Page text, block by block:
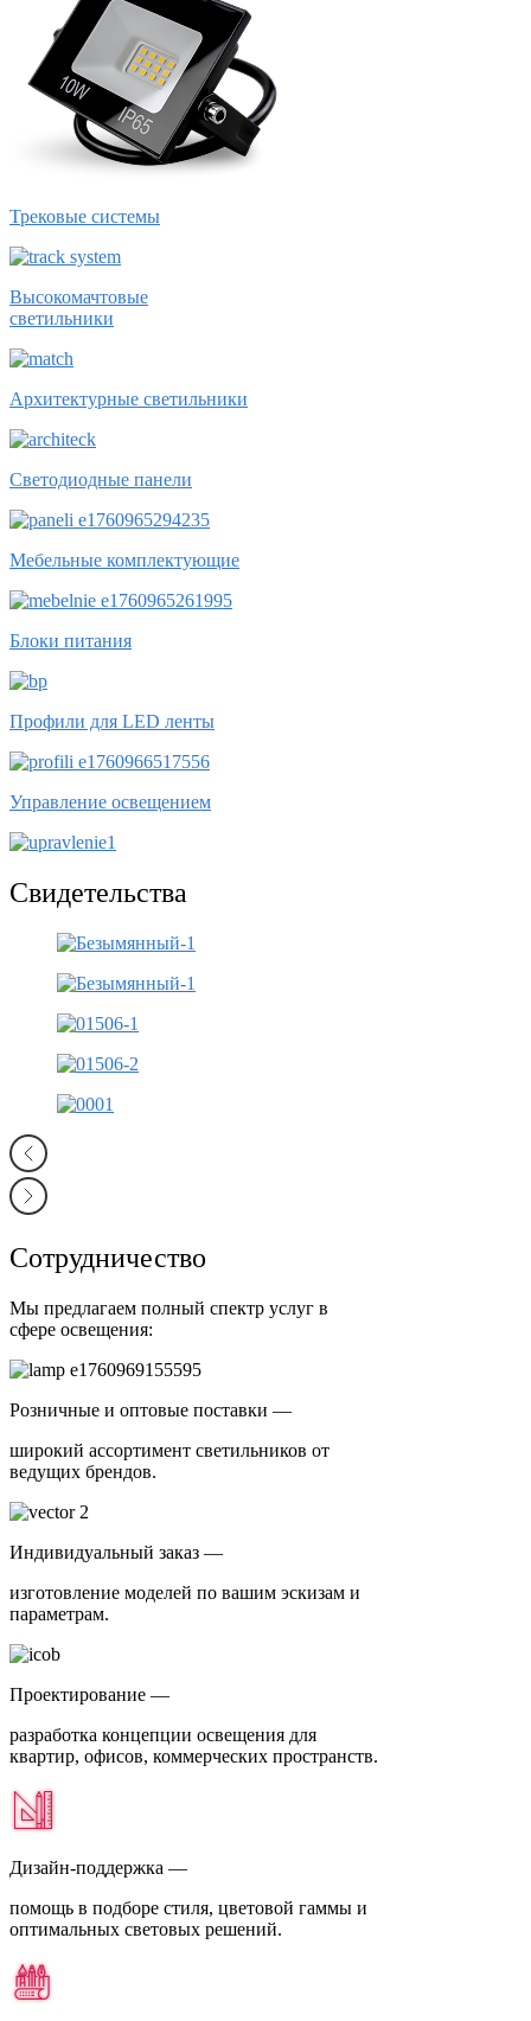
Трековые системы
Высокомачтовые
светильники
Архитектурные светильники
Светодиодные панели
Мебельные комплектующие
Блоки питания
Профили для LED ленты
Управление освещением
Свидетельства
Сотрудничество
Мы предлагаем полный спектр услуг в
сфере освещения:
Розничные и оптовые поставки —
широкий ассортимент светильников от
ведущих брендов.
Индивидуальный заказ —
изготовление моделей по вашим эскизам и
параметрам.
Проектирование —
разработка концепции освещения для
квартир, офисов, коммерческих пространств.
Дизайн-поддержка —
помощь в подборе стиля, цветовой гаммы и
оптимальных световых решений.